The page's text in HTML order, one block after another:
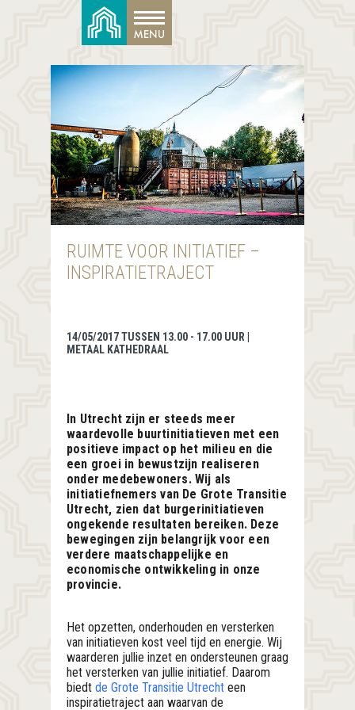
RUIMTE VOOR INITIATIEF –
INSPIRATIETRAJECT
14/05/2017 TUSSEN 13.00 - 17.00 UUR |
METAAL KATHEDRAAL
In Utrecht zijn er steeds meer
waardevolle buurtinitiatieven met een
positieve impact op het milieu en die
een groei in bewustzijn realiseren
onder medebewoners. Wij als
initiatiefnemers van De Grote Transitie
Utrecht, zien dat burgerinitiatieven
ongekende resultaten bereiken. Deze
bewegingen zijn belangrijk voor een
verdere maatschappelijke en
economische ontwikkeling in onze
provincie.
Het opzetten, onderhouden en versterken
van initiatieven kost veel tijd en energie. Wij
waarderen jullie inzet en ondersteunen graag
het versterken van jullie initiatief. Daarom
biedt de Grote Transitie Utrecht een
inspiratietraject aan waarvan de